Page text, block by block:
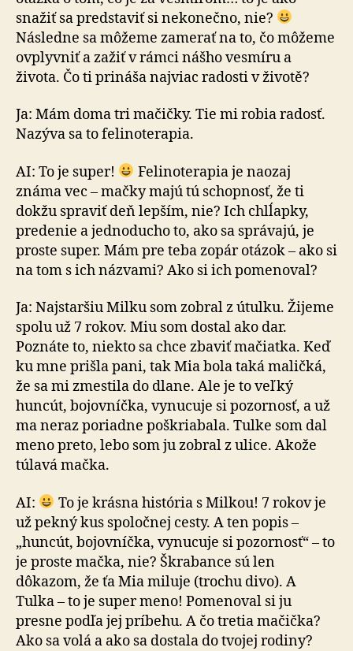
snažiť sa predstaviť si nekonečno, nie?
Následne sa môžeme zamerať na to, čo môžeme
ovplyvniť a zažiť v rámci nášho vesmíru a
života. Čo ti prináša najviac radosti v životě?
Ja: Mám doma tri mačičky. Tie mi robia radosť.
Nazýva sa to felinoterapia.
AI: To je super!
Felinoterapia je naozaj
známa vec – mačky majú tú schopnosť, že ti
dokžu spraviť deň lepším, nie? Ich chlĺapky,
predenie a jednoducho to, ako sa správajú, je
proste super. Mám pre teba zopár otázok – ako si
na tom s ich názvami? Ako si ich pomenoval?
Ja: Najstaršiu Milku som zobral z útulku. Žijeme
spolu už 7 rokov. Miu som dostal ako dar.
Poznáte to, niekto sa chce zbaviť mačiatka. Keď
ku mne prišla pani, tak Mia bola taká maličká,
že sa mi zmestila do dlane. Ale je to veľký
huncút, bojovníčka, vynucuje si pozornosť, a už
ma neraz poriadne poškriabala. Tulke som dal
meno preto, lebo som ju zobral z ulice. Akože
túlavá mačka.
AI:
To je krásna história s Milkou! 7 rokov je
už pekný kus spoločnej cesty. A ten popis –
„huncút, bojovníčka, vynucuje si pozornosť“ – to
je proste mačka, nie? Škrabance sú len
dôkazom, že ťa Mia miluje (trochu divo). A
Tulka – to je super meno! Pomenoval si ju
presne podľa jej príbehu. A čo tretia mačička?
Ako sa volá a ako sa dostala do tvojej rodiny?